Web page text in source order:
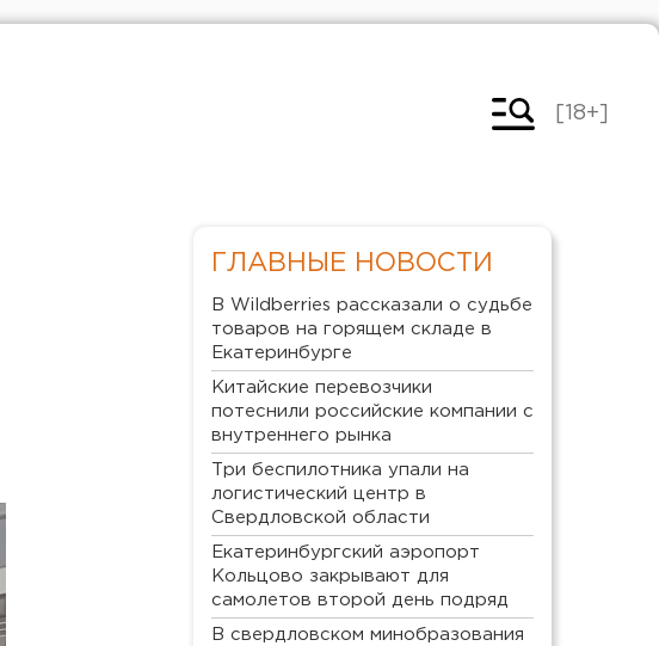
[18+]
ГЛАВНЫЕ НОВОСТИ
В Wildberries рассказали о судьбе
товаров на горящем складе в
Екатеринбурге
Китайские перевозчики
потеснили российские компании с
внутреннего рынка
Три беспилотника упали на
логистический центр в
Свердловской области
Екатеринбургский аэропорт
Кольцово закрывают для
самолетов второй день подряд
В свердловском минобразования